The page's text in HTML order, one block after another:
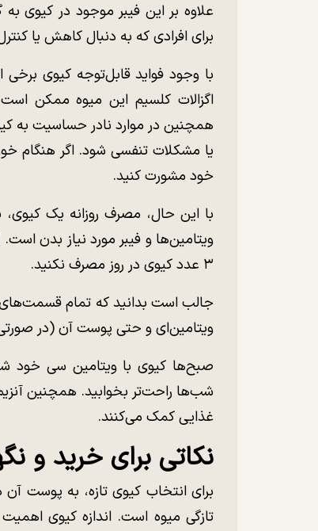
علاوه بر این فیبر موجود در کیوی
برای افرادی که به دنبال کاهش یا
با وجود فواید قابل‌توجه کیوی
اگزالات کلسیم این میوه ممکن
همچنین در موارد نادر حساسیت به
یا مشکلات تنفسی شود. اگر هنگام
خود مشورت کنید.
با این حال، مصرف روزانه یک کیوی،
ویتامین‌ها و فیبر مورد نیاز بدن
۳ عدد کیوی در روز مصرف نکنید.
جالب است بدانید که تمام
ویتامین‌ای و حتی پوست آن (در
صبح‌ها کیوی با ویتامین سی خود
شب‌ها راحت‌تر بخوابید. همچنین
غذایی کمک می‌کنند.
نکاتی برای خرید و
برای انتخاب کیوی تازه، به پوست
تازگی میوه است. اندازه کیوی